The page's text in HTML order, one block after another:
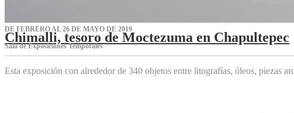
DE FEBRERO AL 26 DE MAYO DE 2019
Chimalli, tesoro de Moctezuma en Chapultepec
Sala de Exposiciones Temporales
Esta exposición con alrededor de 340 objetos entre litografías, óleos, piezas